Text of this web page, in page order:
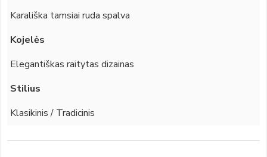
Karališka tamsiai ruda spalva
Kojelės
Elegantiškas raitytas dizainas
Stilius
Klasikinis / Tradicinis